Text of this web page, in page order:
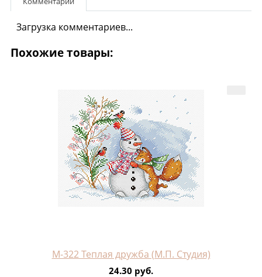
Загрузка комментариев...
Похожие товары:
М-322 Теплая дружба (М.П. Студия)
24.30 руб.